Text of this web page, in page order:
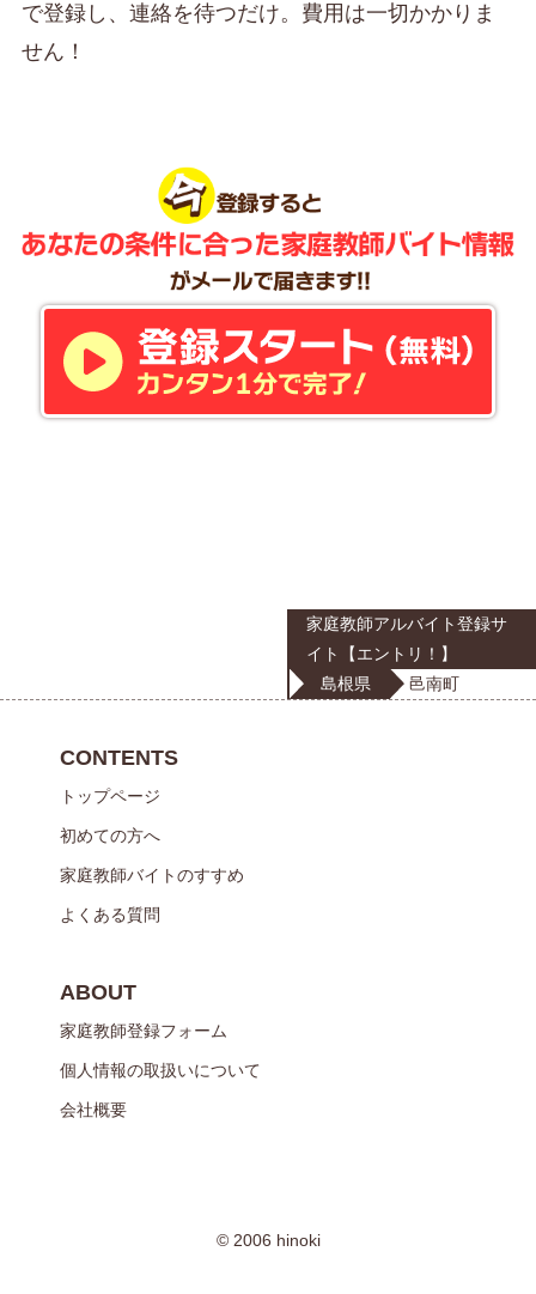
で登録し、連絡を待つだけ。費用は一切かかりま
せん！
家庭教師アルバイト登録サ
イト【エントリ！】
島根県
邑南町
CONTENTS
トップページ
初めての方へ
家庭教師バイトのすすめ
よくある質問
ABOUT
家庭教師登録フォーム
個人情報の取扱いについて
会社概要
© 2006 hinoki